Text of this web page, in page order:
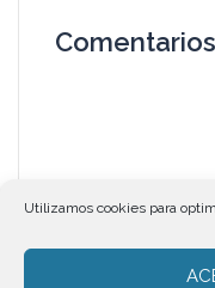
Utilizamos cookies para